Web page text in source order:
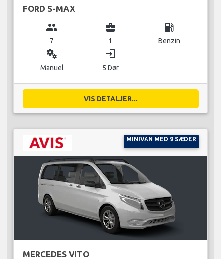
FORD S-MAX
group
7
business_center
1
local_gas_station
Benzin
miscellaneous_services
Manuel
login
5 Dør
VIS DETALJER...
MINIVAN MED 9 SÆDER
MERCEDES VITO